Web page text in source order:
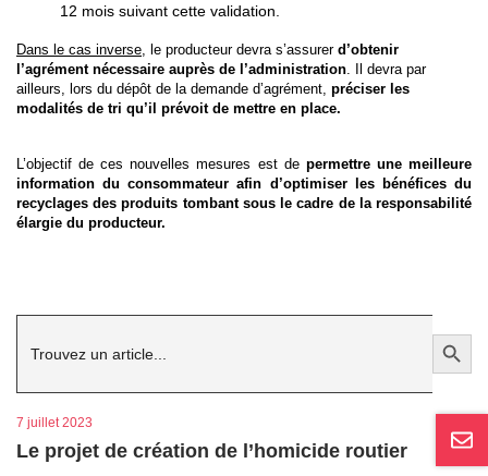
12 mois suivant cette validation.
Dans le cas inverse , le producteur devra s’assurer d’obtenir
l’agrément nécessaire auprès de l’administration . Il devra par
ailleurs, lors du dépôt de la demande d’agrément, préciser les
modalités de tri qu’il prévoit de mettre en place.
L’objectif de ces nouvelles mesures est depermettre une meilleure
information du consommateur afin d’optimiser les bénéfices du
recyclages des produits tombant sous le cadre de la responsabilité
élargie du producteur.
Search
Search Button
7 juillet 2023
Le projet de création de l’homicide routier